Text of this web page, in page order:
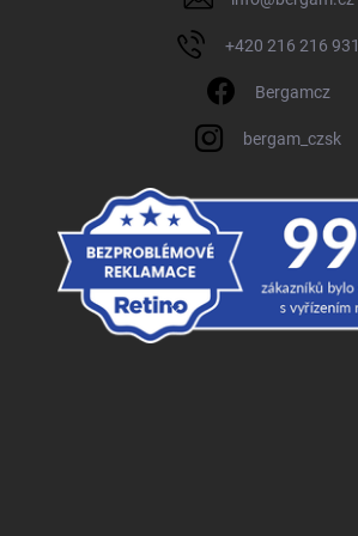
+420 216 216 931
Bergamcz
bergam_czsk